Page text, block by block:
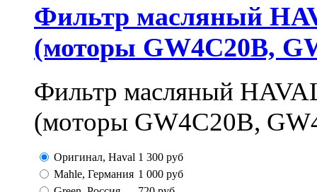
Фильтр масляный
(моторы GW4C20B,
Фильтр масляный
(моторы GW4C20B,
Оригинал, Haval 1 300 руб
Mahle, Германия 1 000 руб